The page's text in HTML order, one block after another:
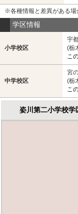
※各種情報と差異がある
学区情報
小学校区
宇
(栃
こ
中学校区
宮
(栃
こ
姿川第二小学校学